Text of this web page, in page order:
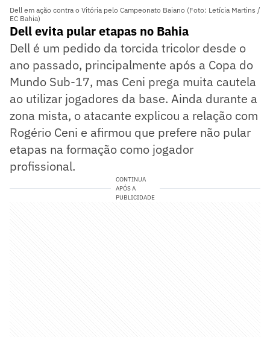
Dell em ação contra o Vitória pelo Campeonato Baiano (Foto: Letícia Martins /
EC Bahia)
Dell evita pular etapas no Bahia
Dell é um pedido da torcida tricolor desde o
ano passado, principalmente após a Copa do
Mundo Sub-17, mas Ceni prega muita cautela
ao utilizar jogadores da base. Ainda durante a
zona mista, o atacante explicou a relação com
Rogério Ceni e afirmou que prefere não pular
etapas na formação como jogador
profissional.
CONTINUA
APÓS A
PUBLICIDADE